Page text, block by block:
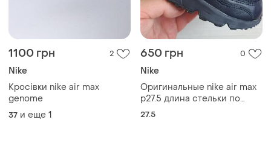
1100 грн 2
Nike
Кросівки nike air max
genome
37 и еще 1
650 грн 0
Nike
Оригинальные nike air max
р27.5 длина стельки по
факту 17.8см.
27.5